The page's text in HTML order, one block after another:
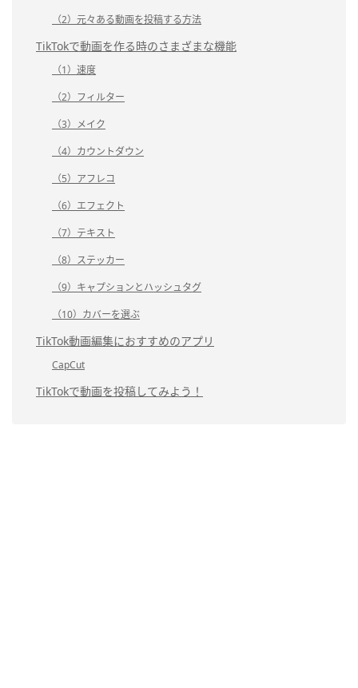
（2）元々ある動画を投稿する方法
TikTokで動画を作る時のさまざまな機能
（1）速度
（2）フィルター
（3）メイク
（4）カウントダウン
（5）アフレコ
（6）エフェクト
（7）テキスト
（8）ステッカー
（9）キャプションとハッシュタグ
（10）カバーを選ぶ
TikTok動画編集におすすめのアプリ
CapCut
TikTokで動画を投稿してみよう！